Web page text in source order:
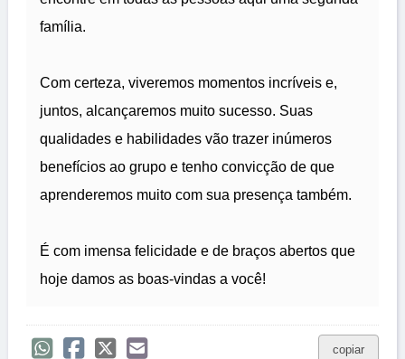
família.
Com certeza, viveremos momentos incríveis e,
juntos, alcançaremos muito sucesso. Suas
qualidades e habilidades vão trazer inúmeros
benefícios ao grupo e tenho convicção de que
aprenderemos muito com sua presença também.
É com imensa felicidade e de braços abertos que
hoje damos as boas-vindas a você!
copiar